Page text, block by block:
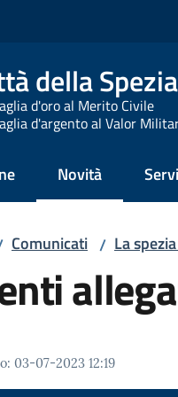
della Spezia
d'oro al Merito Civile
d'argento al Valor
Novità
Menu selezionato
Comunicati / La
: 03-07-2023 12:19